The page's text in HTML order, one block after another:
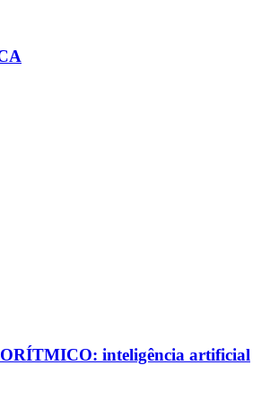
inteligência artificial